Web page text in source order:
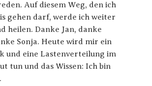
Auf diesem Weg, den ich
gehen darf, werde ich weiter
heilen. Danke Jan, danke
Sonja. Heute wird mir ein
und eine Lastenverteilung im
tun und das Wissen: Ich bin